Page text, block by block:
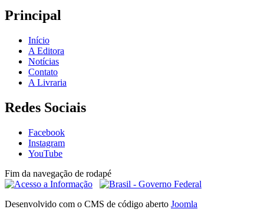
Principal
Início
A Editora
Notícias
Contato
A Livraria
Redes Sociais
Facebook
Instagram
YouTube
Fim da navegação de rodapé
Desenvolvido com o CMS de código aberto Joomla